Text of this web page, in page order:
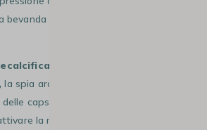
bevanda può richiedere 2 capsule per
senza passare per
la spia arancione rimarrà accesa,
capsule non verrà azzerato. A tal
la modalità di decalcificazione